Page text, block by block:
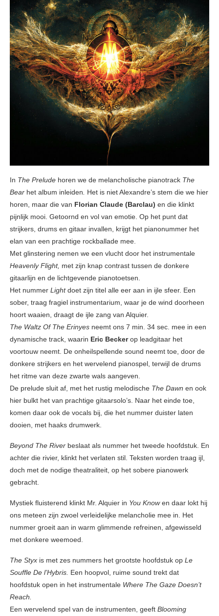
In The Prelude horen we de melancholische pianotrack The
Bear het album inleiden. Het is niet Alexandre’s stem die we hier
horen, maar die van Florian Claude (Barclau) en die klinkt
pijnlijk mooi. Getoornd en vol van emotie. Op het punt dat
strijkers, drums en gitaar invallen, krijgt het pianonummer het
elan van een prachtige rockballade mee.
Met glinstering nemen we een vlucht door het instrumentale
Heavenly Flight, met zijn knap contrast tussen de donkere
gitaarlijn en de lichtgevende pianotoetsen.
Het nummer Lightdoet zijn titel alle eer aan in ijle sfeer. Een
sober, traag fragiel instrumentarium, waar je de wind doorheen
hoort waaien, draagt de ijle zang van Alquier.
The Waltz Of The Erinyes neemt ons 7 min. 34 sec. mee in een
dynamische track, waarin Eric Beckerop leadgitaar het
voortouw neemt. De onheilspellende sound neemt toe, door de
donkere strijkers en het wervelend pianospel, terwijl de drums
het ritme van deze zwarte wals aangeven.
De prelude sluit af, met het rustig melodische The Dawn en ook
hier bulkt het van prachtige gitaarsolo’s. Naar het einde toe,
komen daar ook de vocals bij, die het nummer duister laten
dooien, met haaks drumwerk.
Beyond The River beslaat als nummer het tweede hoofdstuk. En
achter die rivier, klinkt het verlaten stil. Teksten worden traag ijl,
doch met de nodige theatraliteit, op het sobere pianowerk
gebracht.
Mystiek fluisterend klinkt Mr. Alquier in You Knowen daar lokt hij
ons meteen zijn zwoel verleidelijke melancholie mee in. Het
nummer groeit aan in warm glimmende refreinen, afgewisseld
met donkere weemoed.
The Styx is met zes nummers het grootste hoofdstuk op Le
Souffle De l’Hybris. Een hoopvol, ruime sound trekt dat
hoofdstuk open in het instrumentale Where The Gaze Doesn’t
Reach.
Een wervelend spel van de instrumenten, geeft Blooming